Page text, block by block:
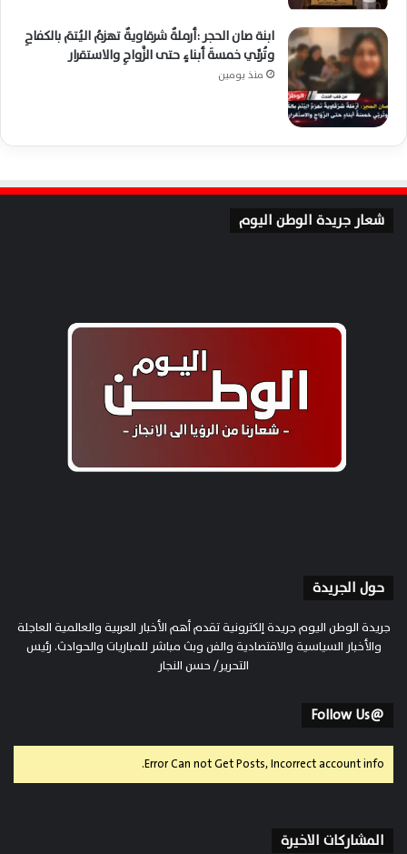
ابنة صان الحجر :أرملةٌ شرقاويةٌ تهزمُ اليُتمَ بالكفاحِ
وتُربِّي خمسةَ أبناءٍ حتى الزَّواجِ والاستقرار
منذ يومين
شعار جريدة الوطن اليوم
حول الجريدة
جريدة الوطن اليوم جريدة إلكترونية تقدم أهم الأخبار العربية والعالمية العاجلة
والأخبار السياسية والاقتصادية والفن وبث مباشر للمباريات والحوادث. رئيس
التحرير/ حسن النجار
@Follow Us
Error Can not Get Posts, Incorrect account info.
المشاركات الاخيرة